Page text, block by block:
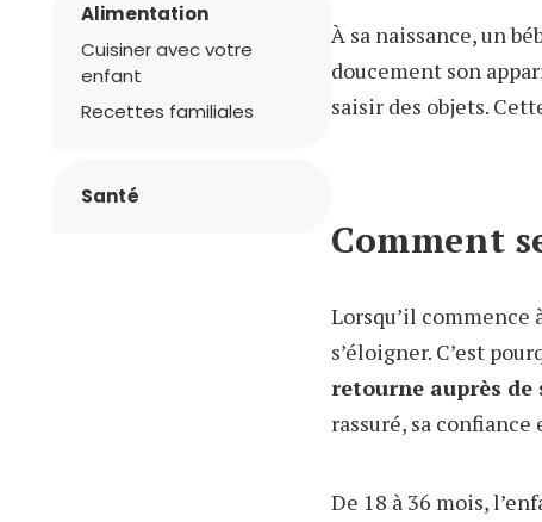
À sa naissance, un
doucement son
saisir des objets.
Comment
Lorsqu’il commence
s’éloigner. C’est
retourne auprès
rassuré, sa
De 18 à 36 mois,
Alimentation
Cuisiner avec votre
enfant
Recettes familiales
Santé